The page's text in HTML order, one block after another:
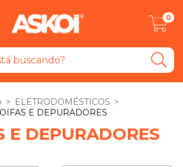
0
> ELETRODOMÉSTICOS >
E DEPURADORES
E DEPURADORES